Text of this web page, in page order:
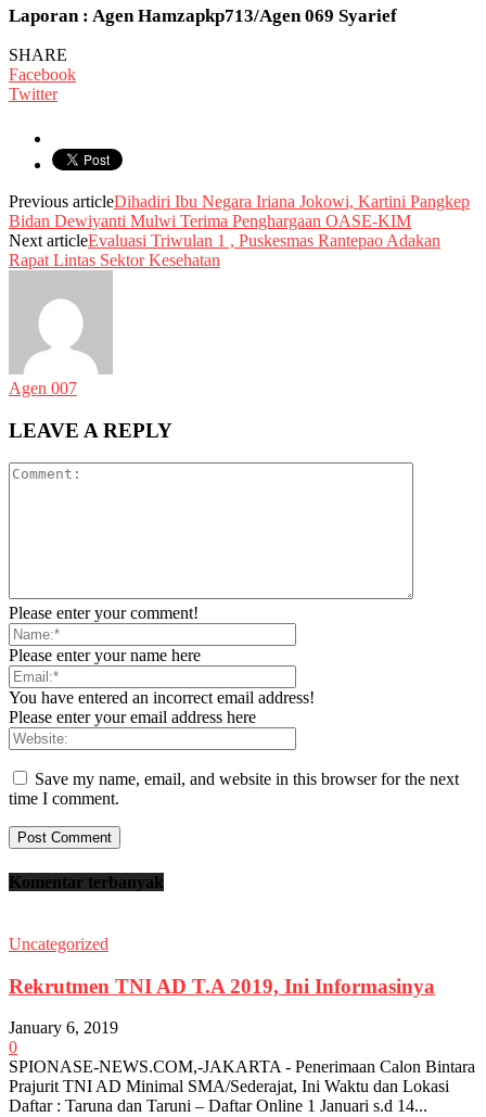
Laporan : Agen Hamzapkp713/Agen 069 Syarief
SHARE
Facebook
Twitter
Previous articleDihadiri Ibu Negara Iriana Jokowi, Kartini Pangkep
Bidan Dewiyanti Mulwi Terima Penghargaan OASE-KIM
Next articleEvaluasi Triwulan 1 , Puskesmas Rantepao Adakan
Rapat Lintas Sektor Kesehatan
Agen 007
LEAVE A REPLY
Please enter your comment!
Please enter your name here
You have entered an incorrect email address!
Please enter your email address here
Save my name, email, and website in this browser for the next
time I comment.
Komentar terbanyak
Uncategorized
Rekrutmen TNI AD T.A 2019, Ini Informasinya
January 6, 2019
0
SPIONASE-NEWS.COM,-JAKARTA - Penerimaan Calon Bintara
Prajurit TNI AD Minimal SMA/Sederajat, Ini Waktu dan Lokasi
Daftar : Taruna dan Taruni – Daftar Online 1 Januari s.d 14...